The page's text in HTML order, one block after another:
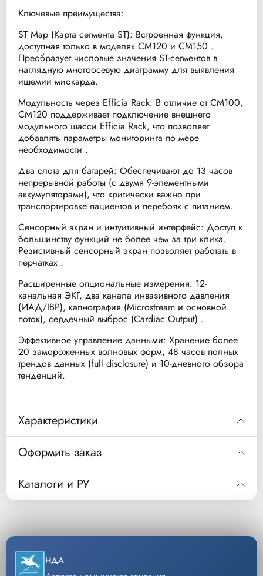
Характеристики
Оформить заказ
Каталоги и РУ
Ключевые преимущества:
ST Map (Карта сегмента ST): Встроенная функция,
доступная только в моделях CM120 и CM150 .
Преобразует числовые значения ST-сегментов в
наглядную многоосевую диаграмму для выявления
ишемии миокарда.
Модульность через Efficia Rack: В отличие от CM100,
CM120 поддерживает подключение внешнего
модульного шасси Efficia Rack, что позволяет
добавлять параметры мониторинга по мере
необходимости .
Два слота для батарей: Обеспечивают до 13 часов
непрерывной работы (с двумя 9-элементными
аккумуляторами), что критически важно при
транспортировке пациентов и перебоях с питанием.
Сенсорный экран и интуитивный интерфейс: Доступ к
большинству функций не более чем за три клика.
Резистивный сенсорный экран позволяет работать в
перчатках .
Расширенные опциональные измерения: 12-
канальная ЭКГ, два канала инвазивного давления
(ИАД/IBP), капнография (Microstream и основной
поток), сердечный выброс (Cardiac Output) .
Эффективное управление данными: Хранение более
20 замороженных волновых форм, 48 часов полных
трендов данных (full disclosure) и 10-дневного обзора
тенденций.
Измеряемые параметры
ЭКГ- 3 или 5 отведений
Частота дыхания (измерение путем импеданса)
Измерение пульсоксиметрии SPO
Код 863302
Описание Монитор пациента Philips Efficia CM120
Кол-во
Скачать каталог
НДА